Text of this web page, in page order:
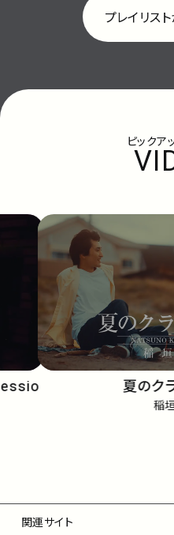
プレイリス
ピックア
夏のク
稲
関連サイト